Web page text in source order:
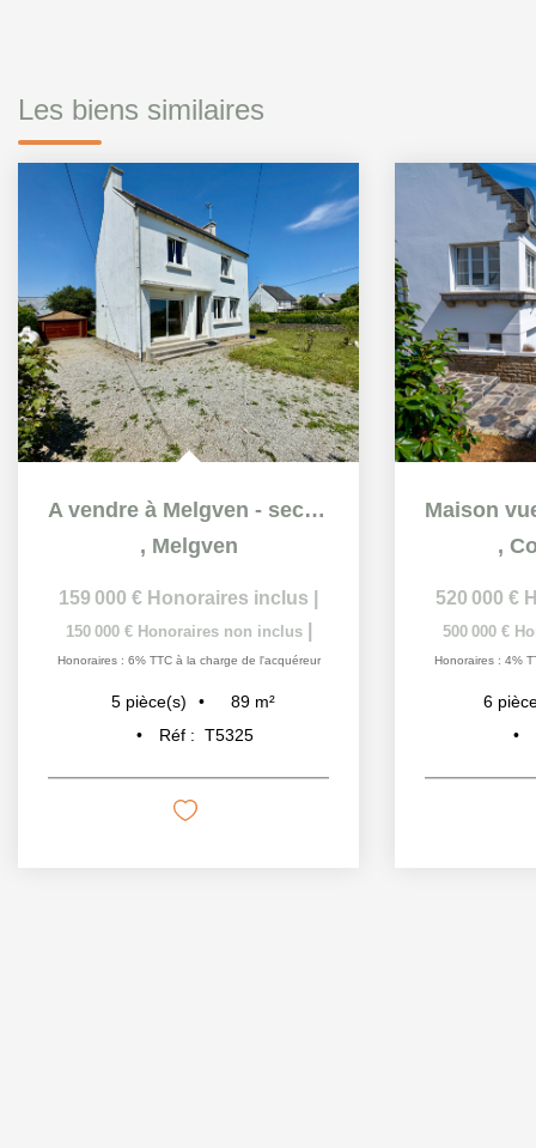
Les biens similaires
A vendre à Melgven - secteur Croissant Bouillet - Maison 5...
, Melgven
159 000 € Honoraires inclus
150 000 € Honoraires non inclus
Honoraires : 6% TTC à la charge de l'acquéreur
5 pièce(s) 89 m²
Réf : T5325
,
520 000 €
500 000 €
Honoraires : 4%
6